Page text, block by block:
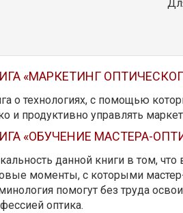
«МАРКЕТИНГ
о технологиях, с помощью
и продуктивно управлять
«ОБУЧЕНИЕ МАСТЕРА-
данной книги в том,
моменты, с которыми
помогут без труда
оптика.